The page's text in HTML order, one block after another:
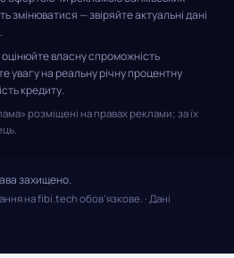
змінюватися — звіряйте актуальні дані
власну спроможність
увагу на реальну річну процентну
кредиту.
розміщені на правах реклами; за їх
захищено.
на fibi.tech обов’язкове. · Дані